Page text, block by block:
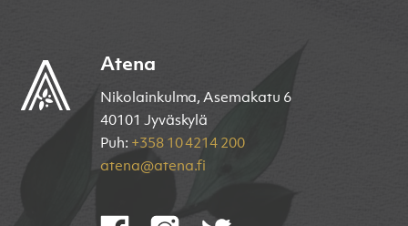
Atena
Nikolainkulma, Asemakatu 6
40101 Jyväskylä
Puh: +358 10 4214 200
atena@atena.fi